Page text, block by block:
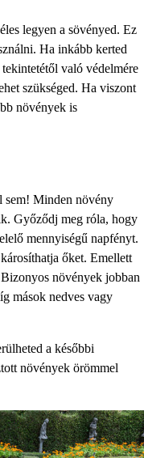
legyen a sövényed. Ez
Ha inkább kerted
való védelmére
szükséged. Ha viszont
növények is
sem! Minden növény
Győződj meg róla, hogy
mennyiségű napfényt.
őket. Emellett
növények jobban
mások nedves vagy
a későbbi
növények örömmel